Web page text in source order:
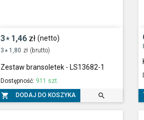
3* 1,46 zł (netto)
3 * 1,80 zł (brutto)
Zestaw bransoletek - LS13682-1
Dostępność: 911 szt.
 DODAJ DO KOSZYKA 